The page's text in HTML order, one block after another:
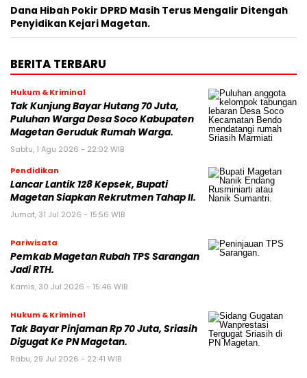
Dana Hibah Pokir DPRD Masih Terus Mengalir Ditengah
Penyidikan Kejari Magetan.
BERITA TERBARU
Hukum & Kriminal
Tak Kunjung Bayar Hutang 70 Juta,
Puluhan Warga Desa Soco Kabupaten
Magetan Geruduk Rumah Warga.
Sabtu, 1 Agu 2026 - 22:02 WIB
Pendidikan
Lancar Lantik 128 Kepsek, Bupati
Magetan Siapkan Rekrutmen Tahap II.
Jumat, 31 Jul 2026 - 15:56 WIB
Pariwisata
Pemkab Magetan Rubah TPS Sarangan
Jadi RTH.
Kamis, 30 Jul 2026 - 15:46 WIB
Hukum & Kriminal
Tak Bayar Pinjaman Rp 70 Juta, Sriasih
Digugat Ke PN Magetan.
Rabu, 29 Jul 2026 - 22:41 WIB